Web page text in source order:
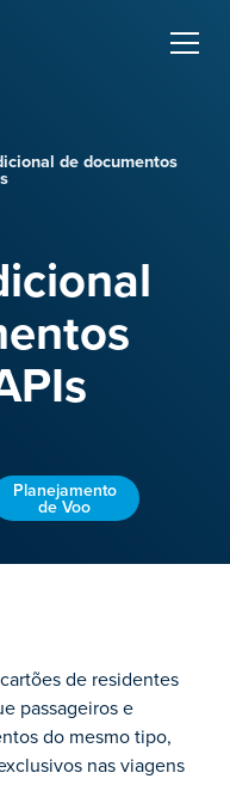
de documentos
Planejamento
de Voo
de residentes
passageiros e
do mesmo tipo,
nas viagens